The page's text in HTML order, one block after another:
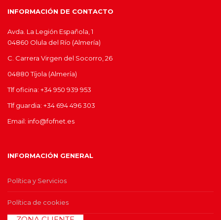
INFORMACIÓN DE CONTACTO
Avda. La Legión Española, 1
04860 Olula del Río (Almería)
C. Carrera Virgen del Socorro, 26
04880 Tíjola (Almería)
Tlf oficina: +34 950 939 953
Tlf guardia: +34 694 496 303
Email: info@fofnet.es
INFORMACIÓN GENERAL
Política y Servicios
Política de cookies